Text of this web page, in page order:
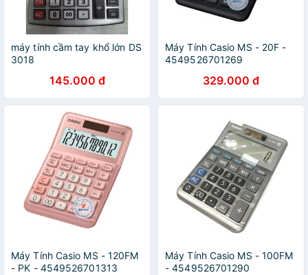
máy tính cầm tay khổ lớn DS
3018
145.000 đ
Máy Tính Casio MS - 20F -
4549526701269
329.000 đ
Máy Tính Casio MS - 120FM
- PK - 4549526701313
Máy Tính Casio MS - 100FM
- 4549526701290